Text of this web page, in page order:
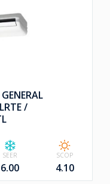
/
SEER
6.00
SCOP
4.10